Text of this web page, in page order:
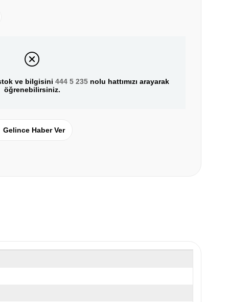
ve bilgisini 444 5 235nolu hattımızı arayarak
öğrenebilirsiniz.
Gelince Haber Ver